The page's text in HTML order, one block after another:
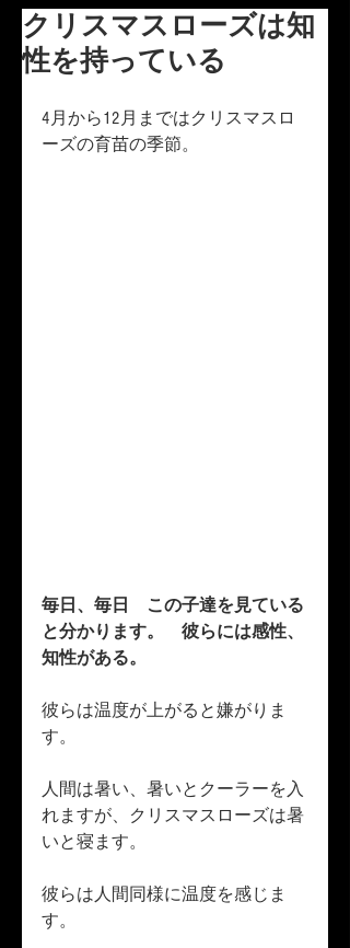
クリスマスローズは知
性を持っている
4月から12月まではクリスマスロ
ーズの育苗の季節。
毎日、毎日　この子達を見ている
と分かります。　彼らには感性、
知性がある。
彼らは温度が上がると嫌がりま
す。
人間は暑い、暑いとクーラーを入
れますが、クリスマスローズは暑
いと寝ます。
彼らは人間同様に温度を感じま
す。